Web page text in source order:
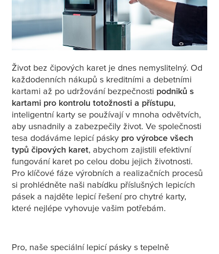
Život bez čipových karet je dnes nemyslitelný. Od
každodenních nákupů s kreditními a debetními
kartami až po udržování bezpečnosti podniků s
kartami pro kontrolu totožnosti a přístupu,
inteligentní karty se používají v mnoha odvětvích,
aby usnadnily a zabezpečily život. Ve společnosti
tesa dodáváme lepicí pásky pro výrobce všech
typů čipových karet, abychom zajistili efektivní
fungování karet po celou dobu jejich životnosti.
Pro klíčové fáze výrobních a realizačních procesů
si prohlédněte naši nabídku příslušných lepicích
pásek a najděte lepicí řešení pro chytré karty,
které nejlépe vyhovuje vašim potřebám.
Pro, naše speciální lepicí pásky s tepelně